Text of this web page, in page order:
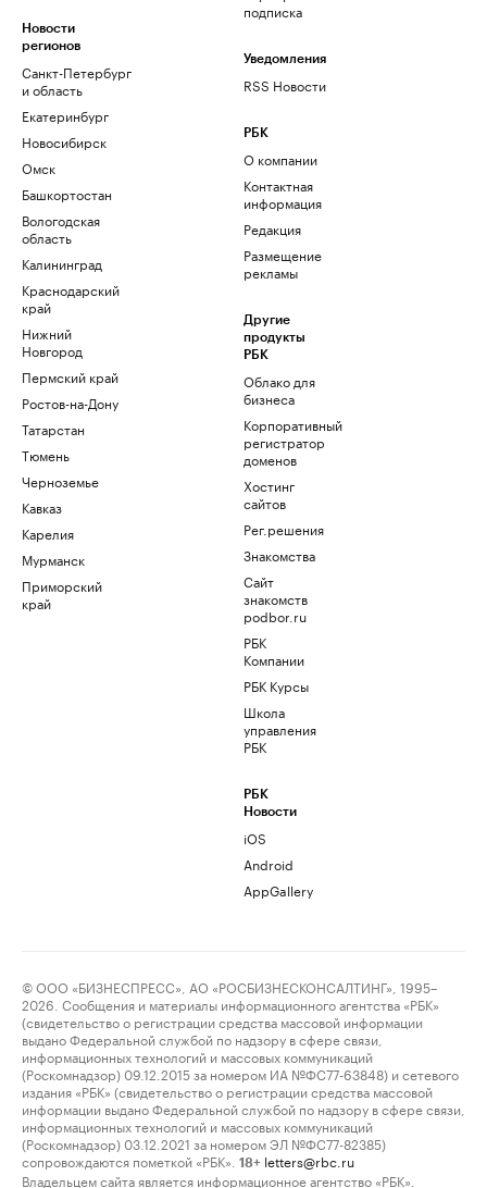
Новости
регионов
Санкт-Петербург
и область
Екатеринбург
Новосибирск
Омск
Башкортостан
Вологодская
область
Калининград
Краснодарский
край
Нижний
Новгород
Пермский край
Ростов-на-Дону
Татарстан
Тюмень
Черноземье
Кавказ
Карелия
Мурманск
Приморский
край
подписка
Уведомления
RSS Новости
РБК
О компании
Контактная
информация
Редакция
Размещение
рекламы
Другие
продукты
РБК
Облако для
бизнеса
Корпоративный
регистратор
доменов
Хостинг
сайтов
Рег.решения
Знакомства
Сайт
знакомств
podbor.ru
РБК
Компании
РБК Курсы
Школа
управления
РБК
РБК
Новости
iOS
Android
AppGallery
© ООО «БИЗНЕСПРЕСС», АО «РОСБИЗНЕСКОНСАЛТИНГ», 1995–
2026. Сообщения и материалы информационного агентства «РБК»
(свидетельство о регистрации средства массовой информации
выдано Федеральной службой по надзору в сфере связи,
информационных технологий и массовых коммуникаций
(Роскомнадзор) 09.12.2015 за номером ИА №ФС77-63848) и сетевого
издания «РБК» (свидетельство о регистрации средства массовой
информации выдано Федеральной службой по надзору в сфере связи,
информационных технологий и массовых коммуникаций
(Роскомнадзор) 03.12.2021 за номером ЭЛ №ФС77-82385)
сопровождаются пометкой «РБК».
18+ letters@rbc.ru
Владельцем сайта является информационное агентство «РБК».